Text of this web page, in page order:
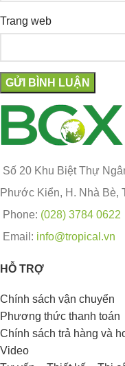
Trang web
Số 20 Khu Biệt Thự
Phước Kiển, H. Nhà Bè,
Phone: (028) 3784 0622
Email: info@tropical.vn
HỖ TRỢ
Chính sách vận chuyển
Phương thức thanh toán
Chính sách trả hàng và
Video